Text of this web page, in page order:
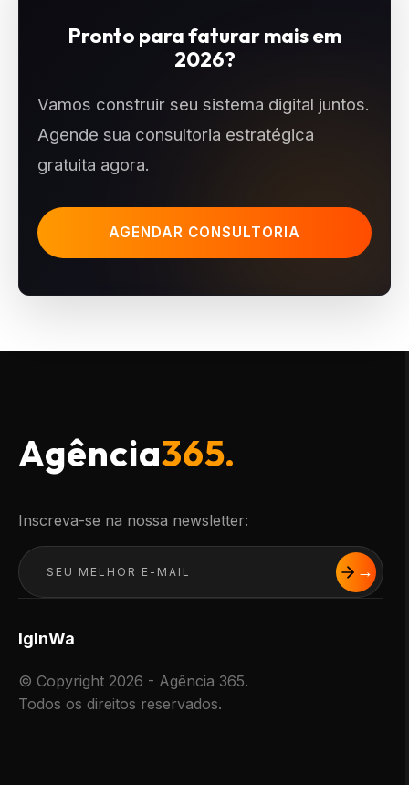
Pronto para faturar mais em
2026?
Vamos construir seu sistema digital juntos.
Agende sua consultoria estratégica
gratuita agora.
AGENDAR CONSULTORIA
Agência365.
Inscreva-se na nossa newsletter:
IgInWa
© Copyright 2026 - Agência 365.
Todos os direitos reservados.